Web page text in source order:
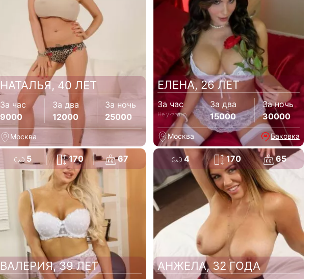
НАТАЛЬЯ, 40 ЛЕТ
За час
9000
За два
12000
За ночь
25000
Москва
ЕЛЕНА, 26 ЛЕТ
За час
Не указано
За два
15000
За ночь
30000
Москва Баковка
5 170 67
ВАЛЕРИЯ, 39 ЛЕТ
4 170 65
АНЖЕЛА, 32 ГОДА